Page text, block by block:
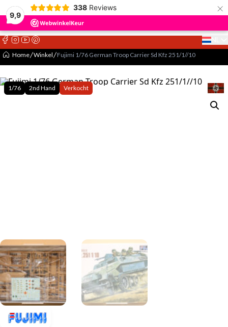
9,9
338 Reviews ×
Select
Home Winkel Fujimi 1/76 German Troop Carrier Sd Kfz 251/1//10
1/76 2nd Hand Verkocht